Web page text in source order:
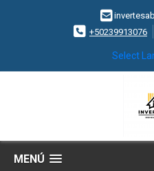
+50239913076
Select
MENÚ